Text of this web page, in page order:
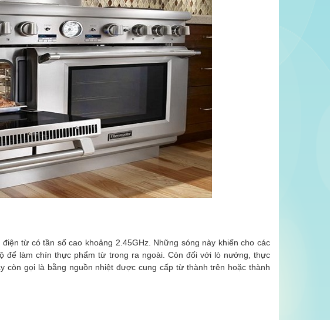
từ có tần số cao khoảng 2.45GHz. Những sóng này khiến cho các
để làm chín thực phẩm từ trong ra ngoài. Còn đối với lò nướng, thực
gọi là bằng nguồn nhiệt được cung cấp từ thành trên hoặc thành